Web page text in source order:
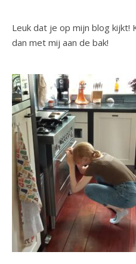
Leuk dat je op mijn blog kijkt!
dan met mij aan de bak!